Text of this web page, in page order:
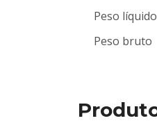
Peso líquido
Peso bruto